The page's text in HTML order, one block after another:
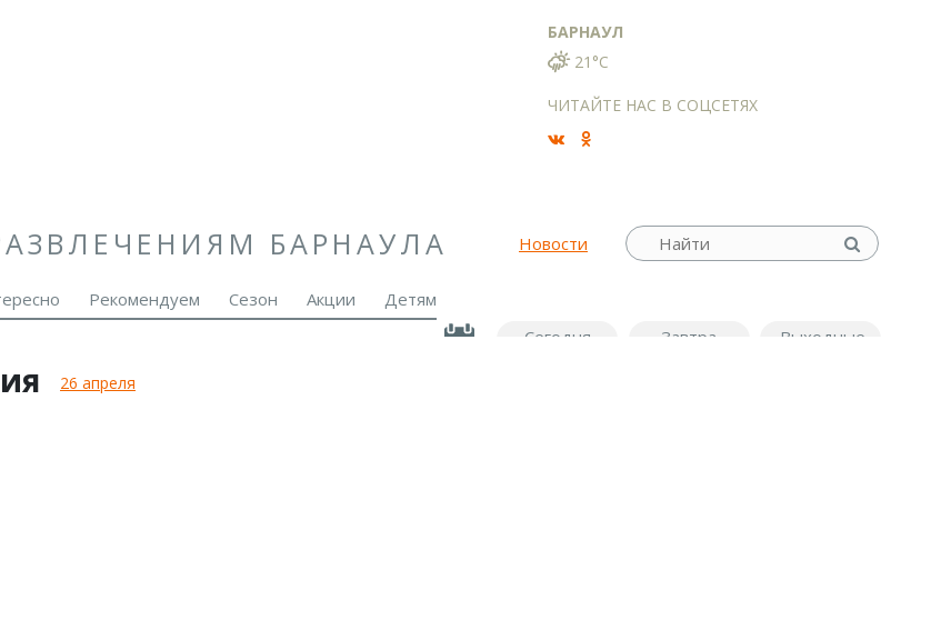
БАРНАУЛ
21°C
ЧИТАЙТЕ НАС В СОЦСЕТЯХ
БАРНАУЛА Новости
Рекомендуем Сезон Акции
Детям
Сегодня
Завтра Выходные
26 апреля